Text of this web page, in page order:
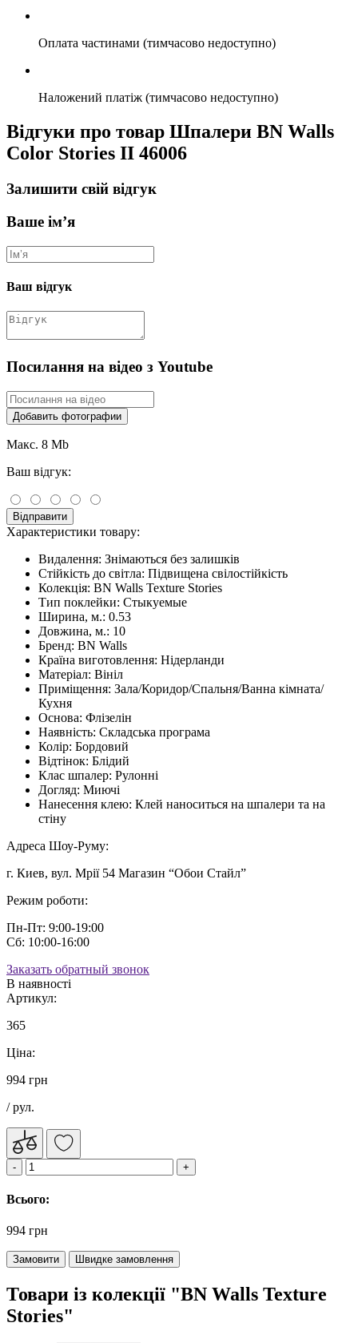
Оплата частинами (тимчасово недоступно)
Наложений платіж (тимчасово недоступно)
Відгуки про товар Шпалери BN Walls
Color Stories II 46006
Залишити свій відгук
Ваше ім’я
Ваш відгук
Посилання на відео з Youtube
Добавить фотографии
Макс. 8 Mb
Ваш відгук:
Відправити
Характеристики товару:
Видалення: Знімаються без залишків
Стійкість до світла: Підвищена свілостійкість
Колекція: BN Walls Texture Stories
Тип поклейки: Стыкуемые
Ширина, м.: 0.53
Довжина, м.: 10
Бренд: BN Walls
Країна виготовлення: Нідерланди
Матеріал: Вініл
Приміщення: Зала/Коридор/Спальня/Ванна кімната/
Кухня
Основа: Флізелін
Наявність: Складська програма
Колір: Бордовий
Відтінок: Блідий
Клас шпалер: Рулонні
Догляд: Миючі
Нанесення клею: Клей наноситься на шпалери та на
стіну
Адреса Шоу-Руму:
г. Киев, вул. Мрії 54 Магазин “Обои Стайл”
Режим роботи:
Пн-Пт: 9:00-19:00
Сб: 10:00-16:00
Заказать обратный звонок
В наявності
Артикул:
365
Ціна:
994 грн
/ рул.
Всього:
994 грн
Замовити Швидке замовлення
Товари із колекції "BN Walls Texture
Stories"